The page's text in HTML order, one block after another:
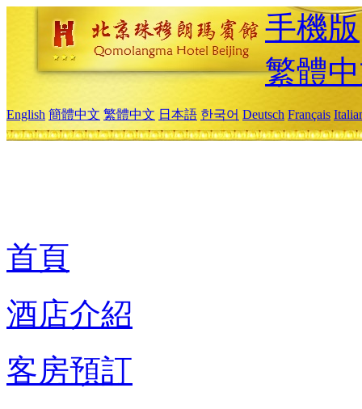
手機版
繁體
English 簡體中文 繁體中文 日本語 한국어 Deutsch Français
首頁
酒店介紹
客房預訂